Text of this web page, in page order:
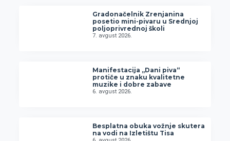
Gradonačelnik Zrenjanina
posetio mini-pivaru u Srednjoj
poljoprivrednoj školi
7. avgust 2026.
Manifestacija „Dani piva“
protiče u znaku kvalitetne
muzike i dobre zabave
6. avgust 2026.
Besplatna obuka vožnje skutera
na vodi na Izletištu Tisa